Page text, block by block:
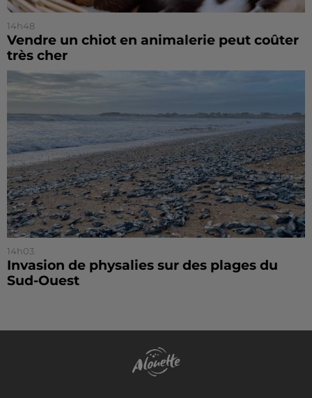
14h48
Vendre un chiot en animalerie peut coûter
très cher
14h03
Invasion de physalies sur des plages du
Sud-Ouest